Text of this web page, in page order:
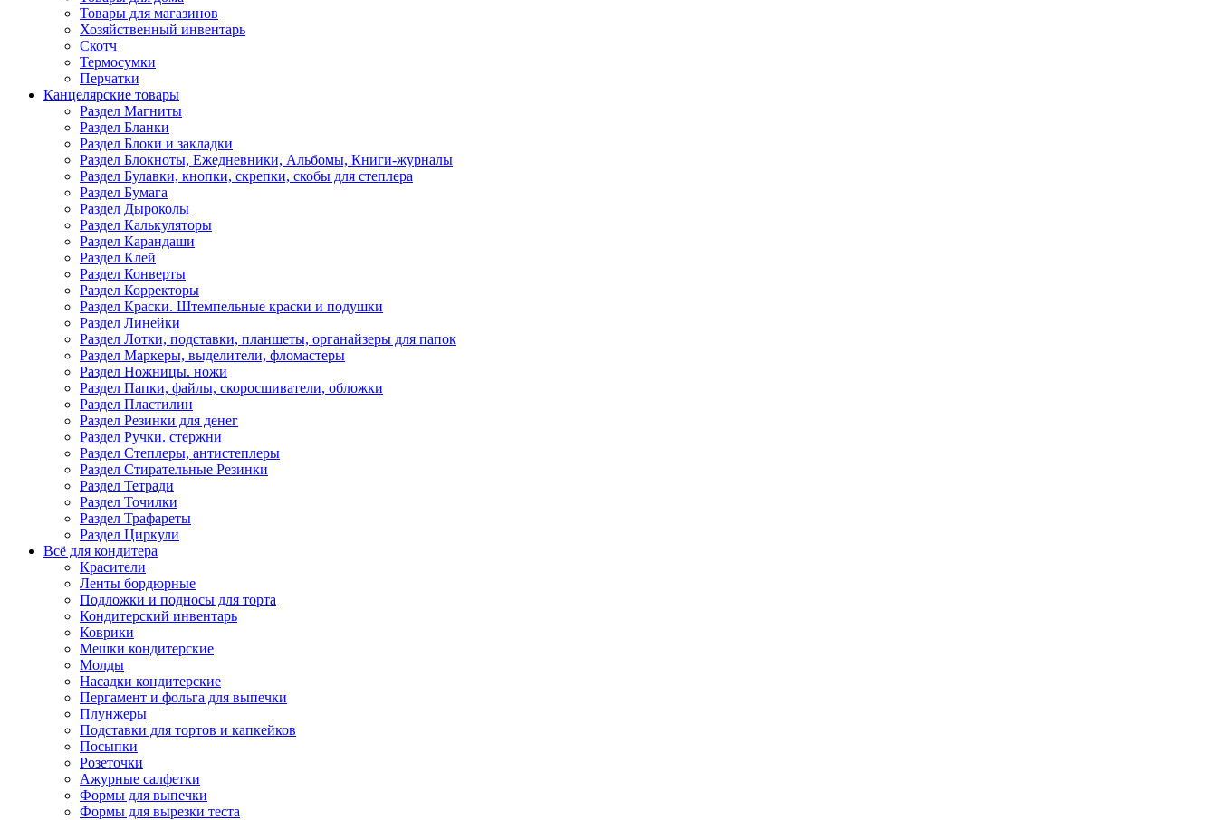
Товары для магазинов
Хозяйственный инвентарь
Скотч
Термосумки
Перчатки
Канцелярские товары
Раздел Магниты
Раздел Бланки
Раздел Блоки и закладки
Раздел Блокноты, Ежедневники, Альбомы, Книги-журналы
Раздел Булавки, кнопки, скрепки, скобы для степлера
Раздел Бумага
Раздел Дыроколы
Раздел Калькуляторы
Раздел Карандаши
Раздел Клей
Раздел Конверты
Раздел Корректоры
Раздел Краски. Штемпельные краски и подушки
Раздел Линейки
Раздел Лотки, подставки, планшеты, органайзеры для папок
Раздел Маркеры, выделители, фломастеры
Раздел Ножницы. ножи
Раздел Папки, файлы, скоросшиватели, обложки
Раздел Пластилин
Раздел Резинки для денег
Раздел Ручки. стержни
Раздел Степлеры, антистеплеры
Раздел Стирательные Резинки
Раздел Тетради
Раздел Точилки
Раздел Трафареты
Раздел Циркули
Всё для кондитера
Красители
Ленты бордюрные
Подложки и подносы для торта
Кондитерский инвентарь
Коврики
Мешки кондитерские
Молды
Насадки кондитерские
Пергамент и фольга для выпечки
Плунжеры
Подставки для тортов и капкейков
Посыпки
Розеточки
Ажурные салфетки
Формы для выпечки
Формы для вырезки теста